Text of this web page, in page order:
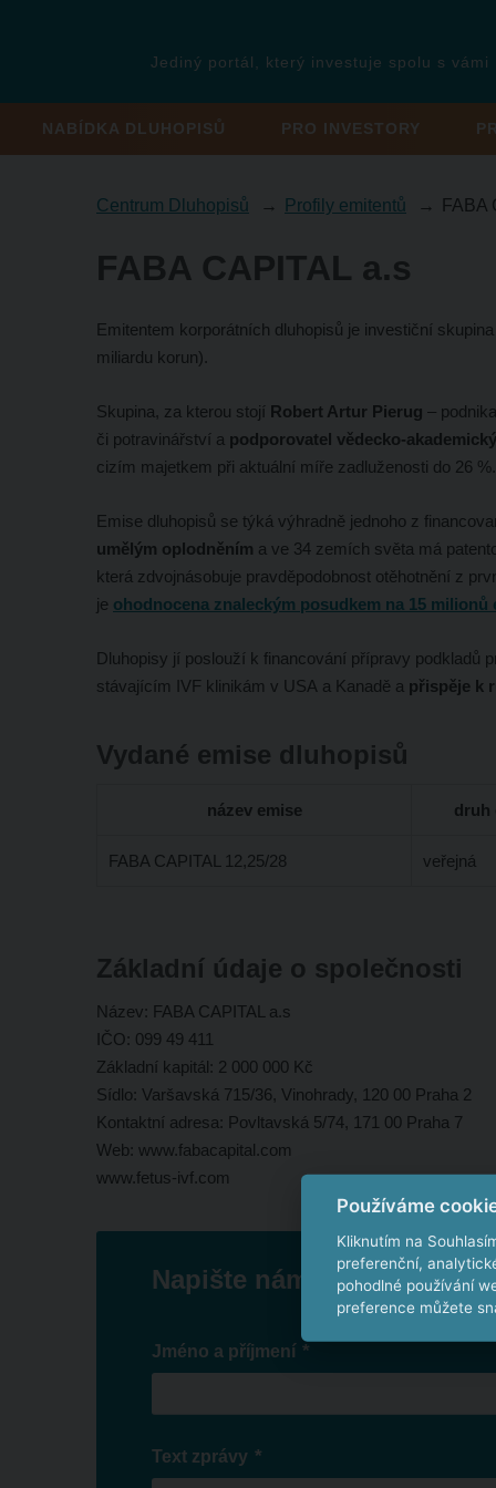
Jediný portál, který investuje spolu s vámi
NABÍDKA DLUHOPISŮ PRO INVESTORY
Centrum Dluhopisů Profily emitentů FABA
FABA CAPITAL a.s
Emitentem korporátních dluhopisů je investiční skupina
miliardu korun).
Skupina, za kterou stojí Robert Artur Pierug –
či potravinářství a podporovatel vědecko-
cizím majetkem při aktuální míře zadluženosti do 26 %.
Emise dluhopisů se týká výhradně jednoho z
umělým oplodněním a ve 34 zemích světa má
která zdvojnásobuje pravděpodobnost otěhotnění z
je ohodnocena znaleckým posudkem na 15 milionů
Dluhopisy jí poslouží k financování přípravy podkladů
stávajícím IVF klinikám v USA a Kanadě a přispěje k
Vydané emise dluhopisů
název emise druh
FABA CAPITAL 12,25/28 veřejná
Základní údaje o společnosti
Název: FABA CAPITAL a.s
IČO: 099 49 411
Základní kapitál: 2 000 000 Kč
Sídlo: Varšavská 715/36, Vinohrady, 120 00 Praha 2
Kontaktní adresa: Povltavská 5/74, 171 00 Praha 7
Web: www.fabacapital.com
www.fetus-ivf.com
Napište nám
Jméno a příjmení *
Text zprávy *
Používáme
Kliknutím na
preferenční,
pohodlné používání
preference můžete